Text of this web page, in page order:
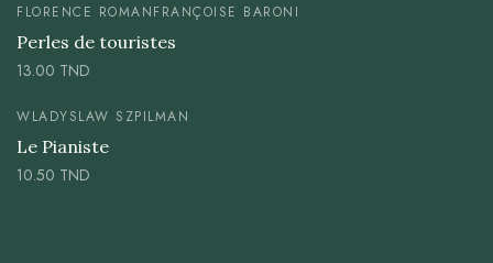
FLORENCE ROMANFRANÇOISE BARONI
Perles de touristes
13.00 TND
WLADYSLAW SZPILMAN
Le Pianiste
10.50 TND